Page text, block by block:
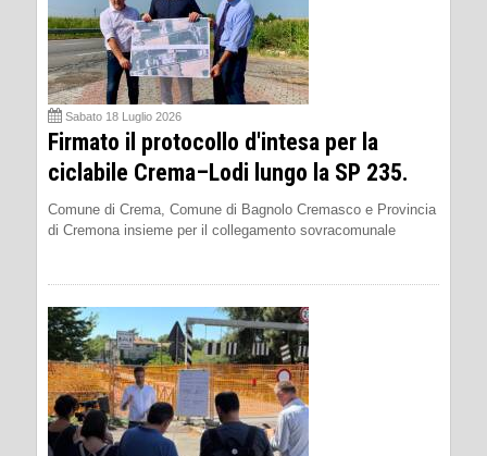
Sabato 18 Luglio 2026
Firmato il protocollo d'intesa per la
ciclabile Crema–Lodi lungo la SP 235.
Comune di Crema, Comune di Bagnolo Cremasco e Provincia
di Cremona insieme per il collegamento sovracomunale